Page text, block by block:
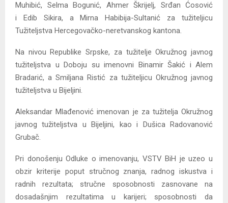
Muhibić, Selma Bogunić, Ahmer Škrijelj, Srđan Ćosović
i Edib Sikira, a Mirna Habibija-Sultanić za tužiteljicu
Tužiteljstva Hercegovačko-neretvanskog kantona.
Na nivou Republike Srpske, za tužitelje Okružnog javnog
tužiteljstva u Doboju su imenovni Binamir Šakić i Alem
Bradarić, a Smiljana Ristić za tužiteljicu Okružnog javnog
tužiteljstva u Bijeljini.
Aleksandar Mlađenović imenovan je za tužitelja Okružnog
javnog tužiteljstva u Bijeljini, kao i Dušica Radovanović
Grubač.
Pri donošenju Odluke o imenovanju, VSTV BiH je uzeo u
obzir kriterije poput stručnog znanja, radnog iskustva i
radnih rezultata; stručne sposobnosti zasnovane na
dosadašnjim rezultatima u karijeri; sposobnosti da